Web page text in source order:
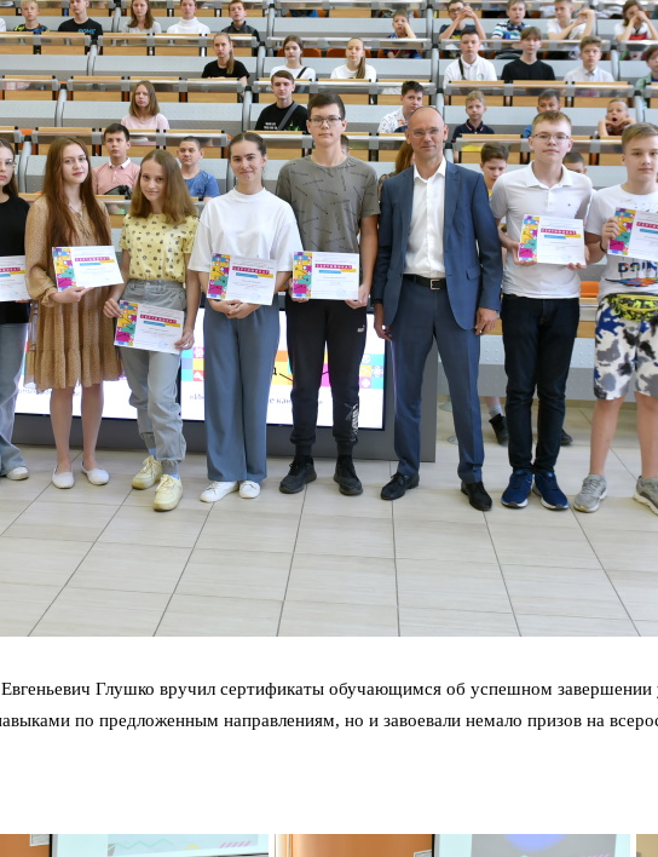
Глушко вручил сертификаты обучающимся об успешном
по предложенным направлениям, но и завоевали немало призов на